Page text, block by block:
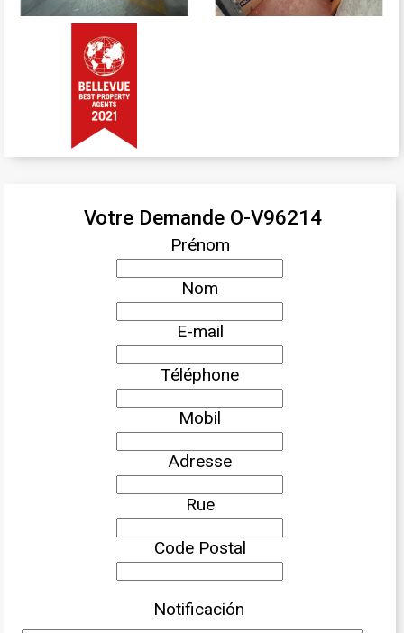
Votre Demande O-V96214
Prénom
Nom
E-mail
Téléphone
Mobil
Adresse
Rue
Code Postal
Notificación